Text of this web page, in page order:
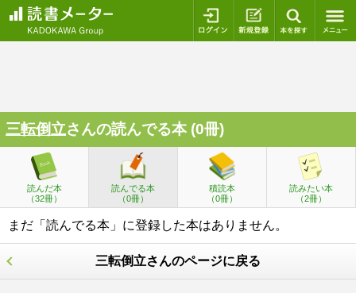
ログイン 新規登録
三転倒立さんの読んでる本 (0冊)
読んだ本
（32冊）
読んでる本
（0冊）
積読本
（0冊）
読みたい本
（2冊）
まだ「読んでる本」に登録した本はありません。
三転倒立さんのページに戻る